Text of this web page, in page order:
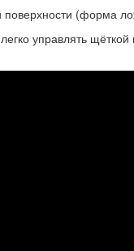
(форма
управлять